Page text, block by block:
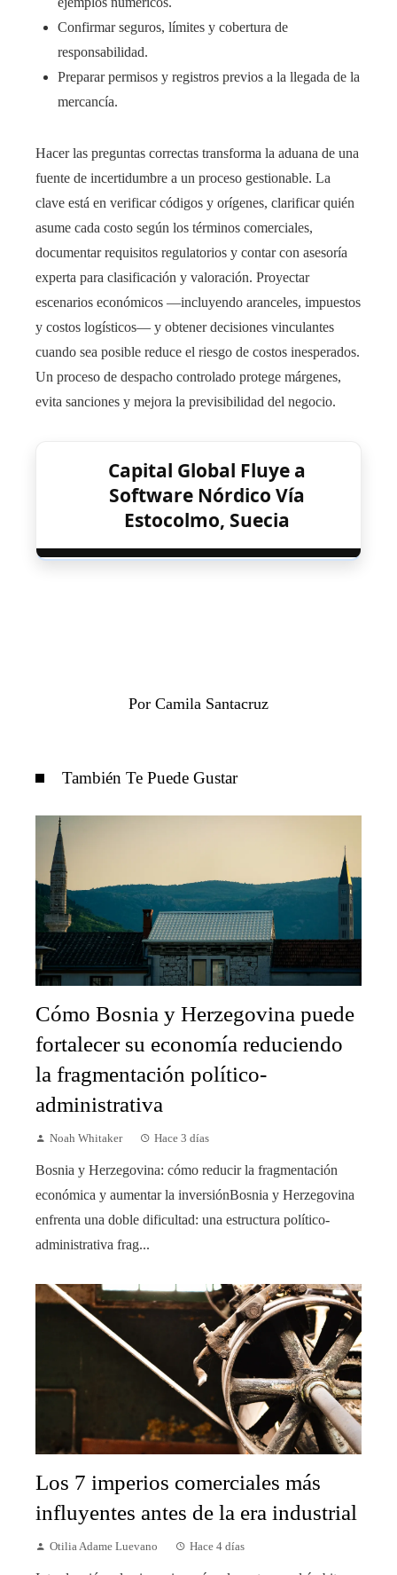
Confirmar seguros, límites y cobertura de
responsabilidad.
Preparar permisos y registros previos a la llegada de la
mercancía.
Hacer las preguntas correctas transforma la aduana de una
fuente de incertidumbre a un proceso gestionable. La
clave está en verificar códigos y orígenes, clarificar quién
asume cada costo según los términos comerciales,
documentar requisitos regulatorios y contar con asesoría
experta para clasificación y valoración. Proyectar
escenarios económicos —incluyendo aranceles, impuestos
y costos logísticos— y obtener decisiones vinculantes
cuando sea posible reduce el riesgo de costos inesperados.
Un proceso de despacho controlado protege márgenes,
evita sanciones y mejora la previsibilidad del negocio.
Capital Global Fluye a
Software Nórdico Vía
Estocolmo, Suecia
Por Camila Santacruz
También Te Puede Gustar
Cómo Bosnia y Herzegovina puede
fortalecer su economía reduciendo
la fragmentación político-
administrativa
Noah Whitaker Hace 3 días
Bosnia y Herzegovina: cómo reducir la fragmentación
económica y aumentar la inversiónBosnia y Herzegovina
enfrenta una doble dificultad: una estructura político-
administrativa frag...
Los 7 imperios comerciales más
influyentes antes de la era industrial
Otilia Adame Luevano Hace 4 días